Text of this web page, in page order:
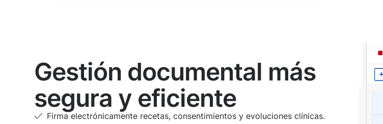
Gestión documental más
segura y eficiente
Firma electrónicamente recetas, consentimientos y evoluciones clínicas.